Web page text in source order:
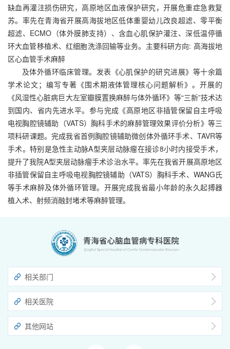
缺血再灌注损伤研究，高原地区血液保护研究，开展危重症急救复
苏。率先在青海省开展高海拔地区低体重婴幼儿改良超滤、零平衡
超滤、ECMO（体外膜肺支持）、含血心肌保护灌注、深低温停循
环大血管移植术、红细胞洗涤回输等业务。主要科研方向: 高海拔地
区心血管手术麻醉
及体外循环临床管理。发表《心肌保护的研究进展》等十余篇
学术论文；编写专著《围术期液体管理核心问题解析》。开展的
《风湿性心脏病巨大左室瓣膜置换麻醉与体外循环》等“三新”技术达
到国内、省内先进水平。参与完成《高原地区非插管保留自主呼吸
电视胸腔镜辅助（VATS）胸科手术的麻醉管理效果评价分析》等三
项科研课题。完成我省首例胸腔镜辅助微创体外循环手术、TAVR等
手术。特别是急性主动脉A型夹层动脉瘤在接诊8小时内接受手术，
提升了我院A型夹层动脉瘤手术诊治水平。率先在我省开展高原地区
非插管保留自主呼吸电视胸腔镜辅助（VATS）胸科手术、WANG氏
等手术麻醉及体外循环管理。开展完成我省最小年龄的永久起搏器
植入术、射频消融封堵术等麻醉管理。
相关部门
相关医院
其他网站